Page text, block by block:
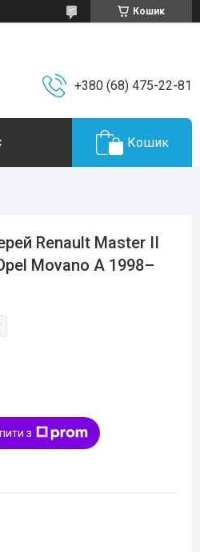
Кошик
+380 (68) 475-22-81
Кошик
Renault Master II
Movano A 1998–
з